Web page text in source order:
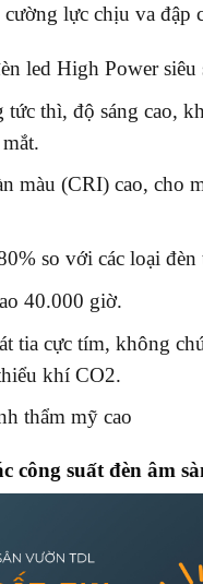
lực chịu va đập
led High Power siêu
thì, độ sáng cao,
màu (CRI) cao, cho
so với các loại
40.000 giờ.
tia cực tím, không
khí CO2.
thẩm mỹ cao
công suất đèn âm